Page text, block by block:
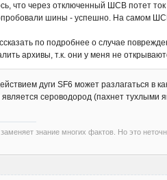
что через отключенный ШСВ потет
шины - успешно. На самом
по подробнее о случае
архивы, т.к. они у меня не
дуги SF6 может разлагаться в
сероводород (пахнет тухлыми
знание многих фактов. Но это